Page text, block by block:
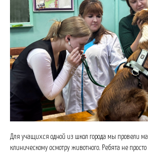
Для учащихся одной из школ города мы провели
клиническому осмотру животного. Ребята не